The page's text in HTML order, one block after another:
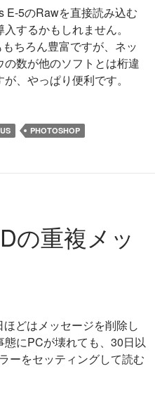
E-5のRawを直接読み込む
するかもしれません。
ちろん豊富ですが、ネッ
の数が他のソフトとは桁違
、やっぱり便利です。
PHOTOSHOP
の重複メッ
どはメッセージを削除し
にPCが壊れても、30日以
ーをセッティングして読む